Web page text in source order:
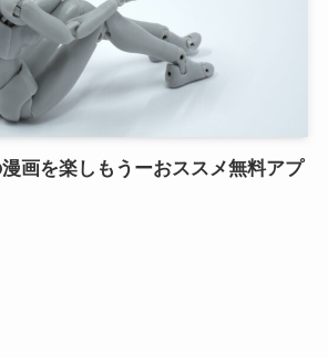
画を楽しもうーおススメ無料アプ